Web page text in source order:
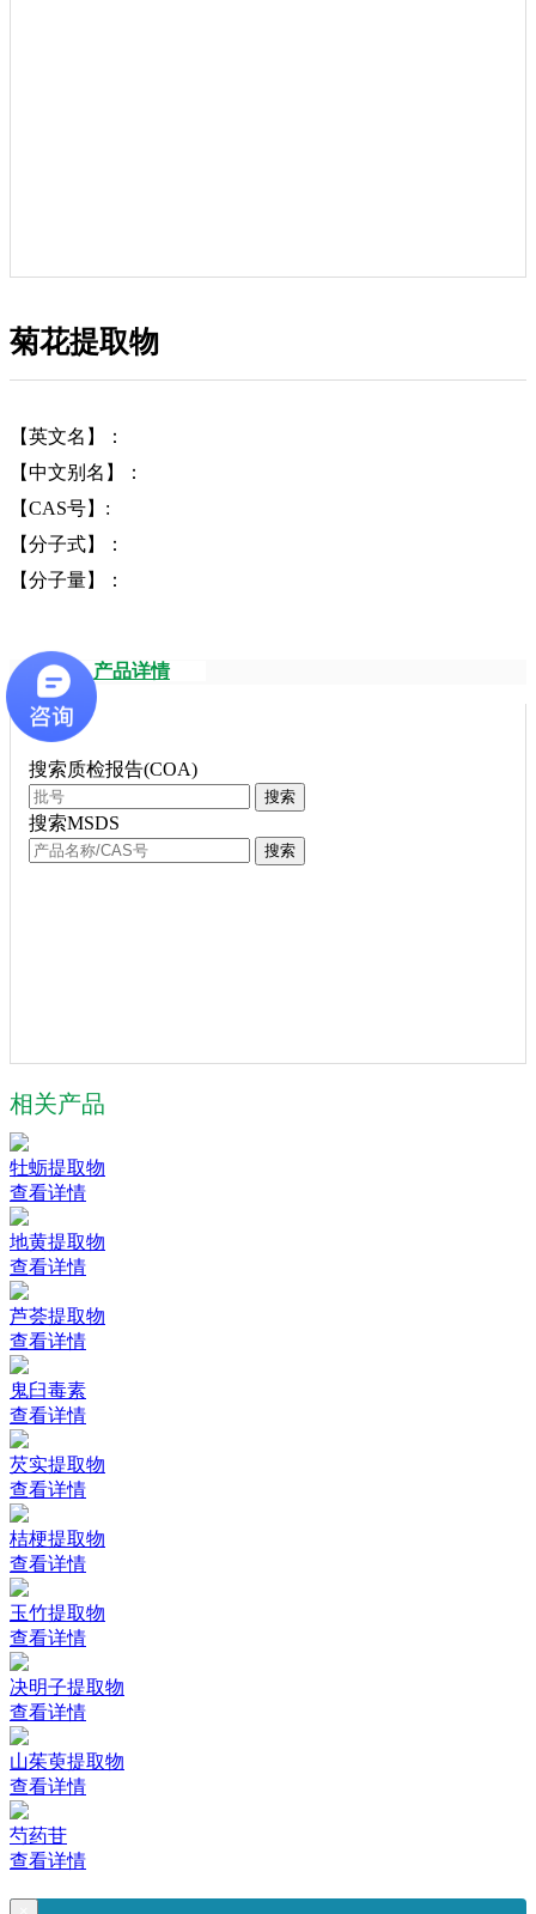
菊花提取物
【英文名】：
【中文别名】：
【CAS号】:
【分子式】：
【分子量】：
产品详情
搜索质检报告(COA)
搜索
搜索MSDS
搜索
相关产品
牡蛎提取物
查看详情
地黄提取物
查看详情
芦荟提取物
查看详情
鬼臼毒素
查看详情
芡实提取物
查看详情
桔梗提取物
查看详情
玉竹提取物
查看详情
决明子提取物
查看详情
山茱萸提取物
查看详情
芍药苷
查看详情